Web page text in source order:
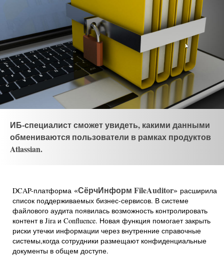
ИБ-специалист сможет увидеть, какими данными
обмениваются пользователи в рамках продуктов
Atlassian.
DCAP-платформа «СёрчИнформ FileAuditor» расширила
список поддерживаемых бизнес-сервисов. В системе
файлового аудита появилась возможность контролировать
контент в Jira и Confluence. Новая функция помогает закрыть
риски утечки информации через внутренние справочные
системы,когда сотрудники размещают конфиденциальные
документы в общем доступе.